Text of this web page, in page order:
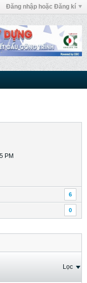
Đăng nhập hoặc Đăng kí
PM
6
0
Lọc